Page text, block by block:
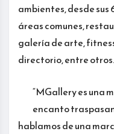
ambientes, desde
áreas comunes,
galería de arte,
directorio, entre otros.
“MGallery es una
encanto
hablamos de una